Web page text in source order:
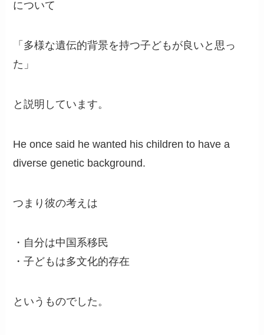
について
「多様な遺伝的背景を持つ子どもが良いと思っ
た」
と説明しています。
He once said he wanted his children to have a
diverse genetic background.
つまり彼の考えは
・自分は中国系移民
・子どもは多文化的存在
というものでした。